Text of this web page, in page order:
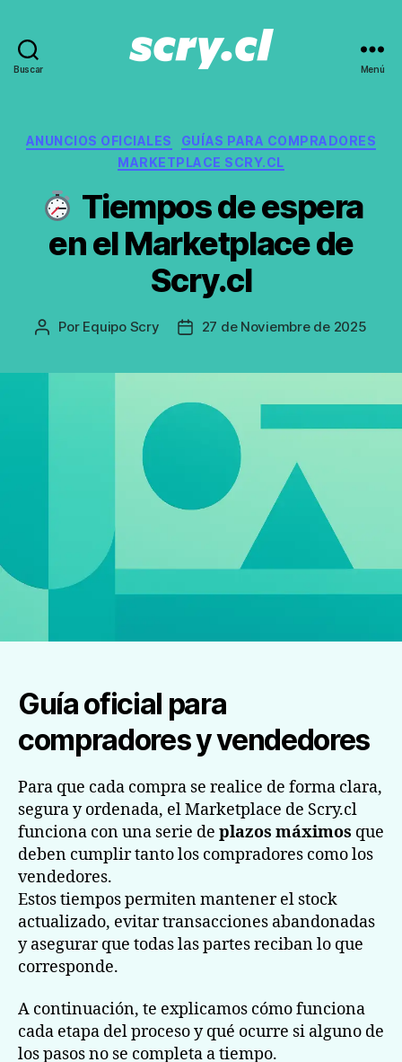
Buscar
recomendaciones
de
Scry.cl
Menú
Categorías
ANUNCIOS OFICIALES
GUÍAS PARA COMPRADORES
MARKETPLACE SCRY.CL
Tiempos de espera
en el Marketplace de
Scry.cl
Autor
Por Equipo Scry
Fecha27 de Noviembre de 2025
Guía oficial para
compradores y vendedores
Para que cada compra se realice de forma clara,
segura y ordenada, el Marketplace de Scry.cl
funciona con una serie de plazos máximos que
deben cumplir tanto los compradores como los
vendedores.
Estos tiempos permiten mantener el stock
actualizado, evitar transacciones abandonadas
y asegurar que todas las partes reciban lo que
corresponde.
A continuación, te explicamos cómo funciona
cada etapa del proceso y qué ocurre si alguno de
los pasos no se completa a tiempo.